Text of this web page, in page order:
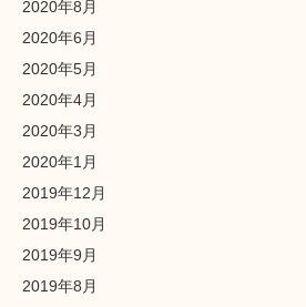
2020年8月
2020年6月
2020年5月
2020年4月
2020年3月
2020年1月
2019年12月
2019年10月
2019年9月
2019年8月